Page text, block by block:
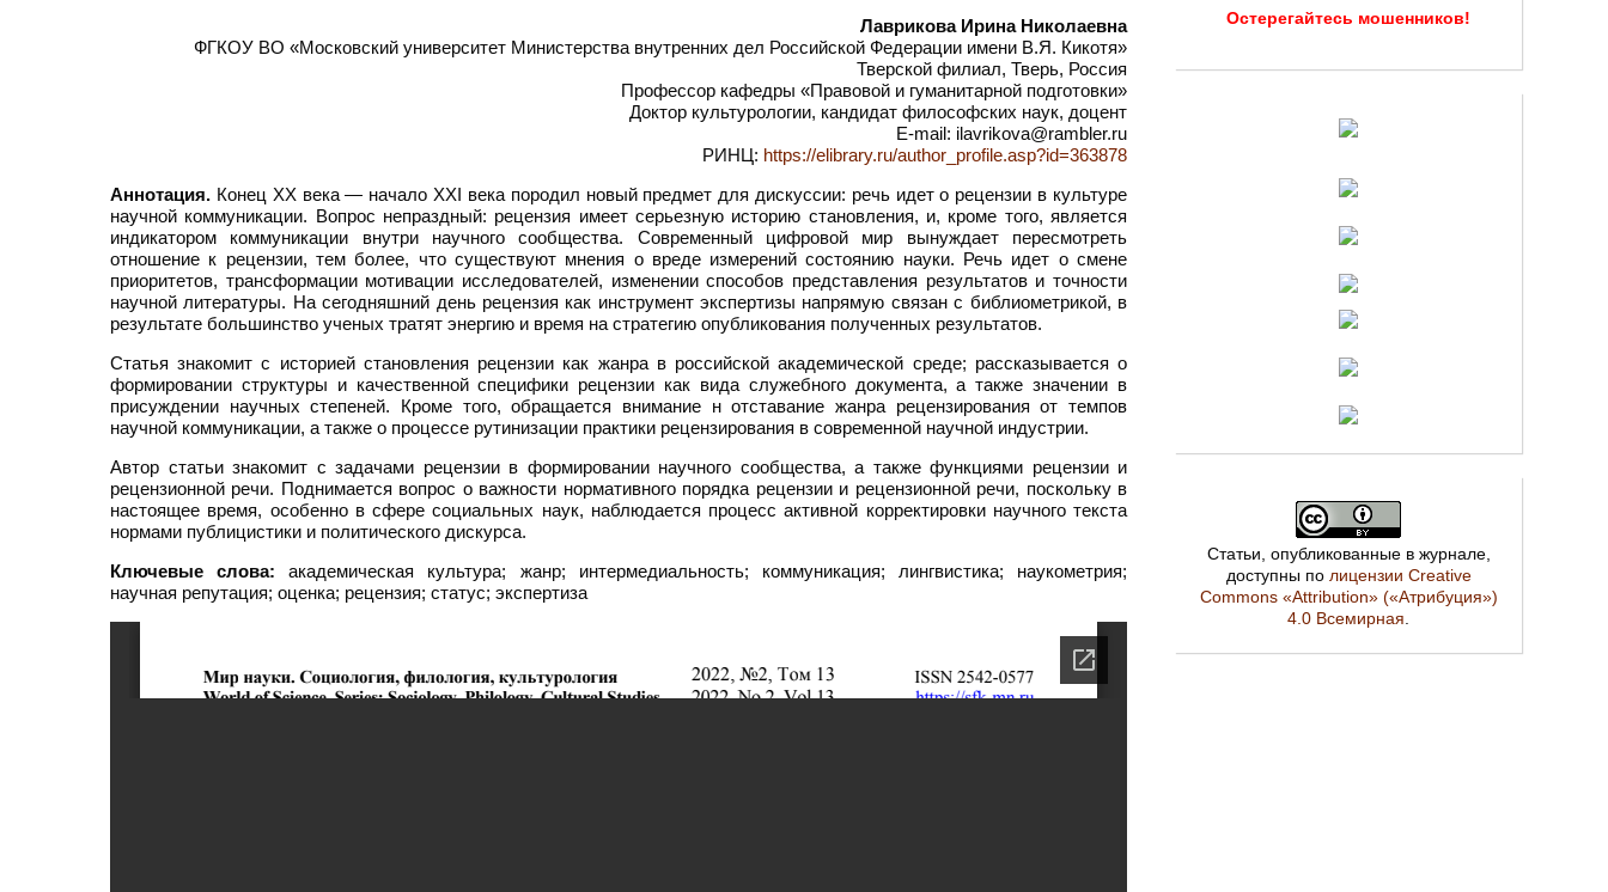
Лаврикова Ирина Николаевна
ФГКОУ ВО «Московский университет Министерства внутренних дел Российской Федерации имени В.Я. Кикотя»
Тверской филиал, Тверь, Россия
Профессор кафедры «Правовой и гуманитарной подготовки»
Доктор культурологии, кандидат философских наук, доцент
E-mail: ilavrikova@rambler.ru
РИНЦ: https://elibrary.ru/author_profile.asp?id=363878
Аннотация. Конец XX века — начало XXI века породил новый предмет для дискуссии: речь идет о рецензии в культуре
научной коммуникации. Вопрос непраздный: рецензия имеет серьезную историю становления, и, кроме того, является
индикатором коммуникации внутри научного сообщества. Современный цифровой мир вынуждает пересмотреть
отношение к рецензии, тем более, что существуют мнения о вреде измерений состоянию науки. Речь идет о смене
приоритетов, трансформации мотивации исследователей, изменении способов представления результатов и точности
научной литературы. На сегодняшний день рецензия как инструмент экспертизы напрямую связан с библиометрикой, в
результате большинство ученых тратят энергию и время на стратегию опубликования полученных результатов.
Статья знакомит с историей становления рецензии как жанра в российской академической среде; рассказывается о
формировании структуры и качественной специфики рецензии как вида служебного документа, а также значении в
присуждении научных степеней. Кроме того, обращается внимание н отставание жанра рецензирования от темпов
научной коммуникации, а также о процессе рутинизации практики рецензирования в современной научной индустрии.
Автор статьи знакомит с задачами рецензии в формировании научного сообщества, а также функциями рецензии и
рецензионной речи. Поднимается вопрос о важности нормативного порядка рецензии и рецензионной речи, поскольку в
настоящее время, особенно в сфере социальных наук, наблюдается процесс активной корректировки научного текста
нормами публицистики и политического дискурса.
Ключевые слова: академическая культура; жанр; интермедиальность; коммуникация; лингвистика; наукометрия;
научная репутация; оценка; рецензия; статус; экспертиза
Остерегайтесь мошенников!
Статьи, опубликованные в журнале,
доступны по лицензии Creative
Commons «Attribution» («Атрибуция»)
4.0 Всемирная